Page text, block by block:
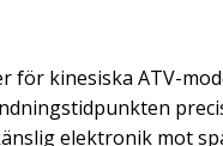
kinesiska ATV-
elektronik mot